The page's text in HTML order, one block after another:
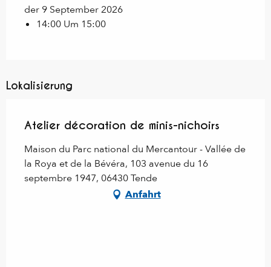
der 9 September 2026
14:00 Um 15:00
Lokalisierung
Atelier décoration de minis-nichoirs
Maison du Parc national du Mercantour - Vallée de
la Roya et de la Bévéra, 103 avenue du 16
septembre 1947, 06430 Tende
Anfahrt